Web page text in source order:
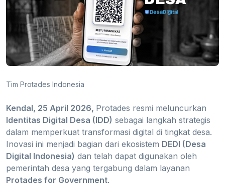
Tim Protades Indonesia
Kendal, 25 April 2026, Protades resmi meluncurkan
Identitas Digital Desa (IDD) sebagai langkah strategis
dalam memperkuat transformasi digital di tingkat desa.
Inovasi ini menjadi bagian dari ekosistem DEDI (Desa
Digital Indonesia) dan telah dapat digunakan oleh
pemerintah desa yang tergabung dalam layanan
Protades for Government.